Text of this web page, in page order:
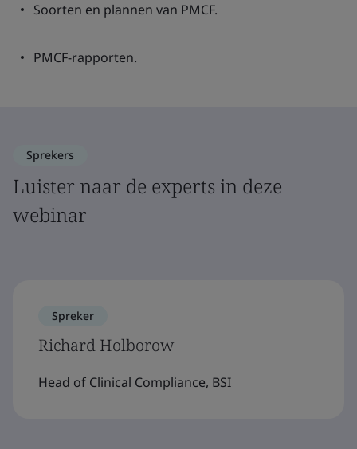
Soorten en plannen van PMCF.
PMCF-rapporten.
Sprekers
Luister naar de experts in deze
webinar
Spreker
Richard Holborow
Head of Clinical Compliance, BSI